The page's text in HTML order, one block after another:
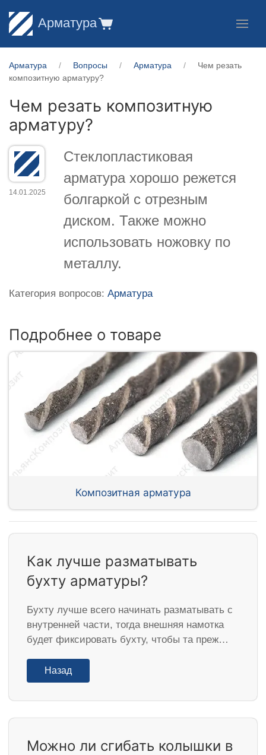
Арматура
Арматура Вопросы Арматура
Чем резать
композитную арматуру?
Чем резать композитную
арматуру?
14.01.2025
Стеклопластиковая
арматура хорошо режется
болгаркой с отрезным
диском. Также можно
использовать ножовку по
металлу.
Категория вопросов: Арматура
Подробнее о товаре
Композитная арматура
Как лучше разматывать
бухту арматуры?
Бухту лучше всего начинать разматывать с
внутренней части, тогда внешняя намотка
будет фиксировать бухту, чтобы та преж…
Назад
Можно ли сгибать колышки в